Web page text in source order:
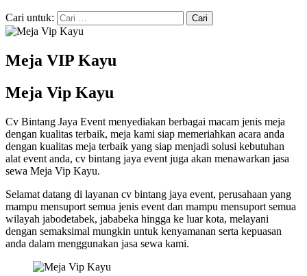
Cari untuk:
Meja VIP Kayu
Meja Vip Kayu
Cv Bintang Jaya Event menyediakan berbagai macam jenis meja
dengan kualitas terbaik, meja kami siap memeriahkan acara anda
dengan kualitas meja terbaik yang siap menjadi solusi kebutuhan
alat event anda, cv bintang jaya event juga akan menawarkan jasa
sewa Meja Vip Kayu.
Selamat datang di layanan cv bintang jaya event, perusahaan yang
mampu mensuport semua jenis event dan mampu mensuport semua
wilayah jabodetabek, jababeka hingga ke luar kota, melayani
dengan semaksimal mungkin untuk kenyamanan serta kepuasan
anda dalam menggunakan jasa sewa kami.